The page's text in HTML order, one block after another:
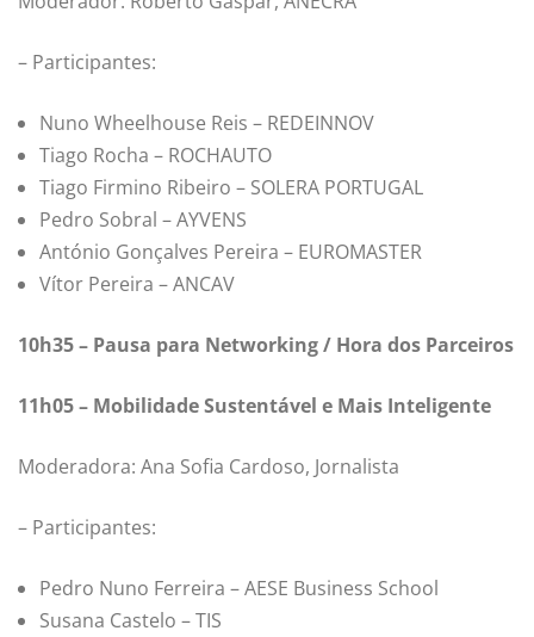
– Participantes:
Nuno Wheelhouse Reis – REDEINNOV
Tiago Rocha – ROCHAUTO
Tiago Firmino Ribeiro – SOLERA PORTUGAL
Pedro Sobral – AYVENS
António Gonçalves Pereira – EUROMASTER
Vítor Pereira – ANCAV
10h35 – Pausa para Networking / Hora dos Parceiros
11h05 – Mobilidade Sustentável e Mais Inteligente
Moderadora: Ana Sofia Cardoso, Jornalista
– Participantes:
Pedro Nuno Ferreira – AESE Business School
Susana Castelo – TIS